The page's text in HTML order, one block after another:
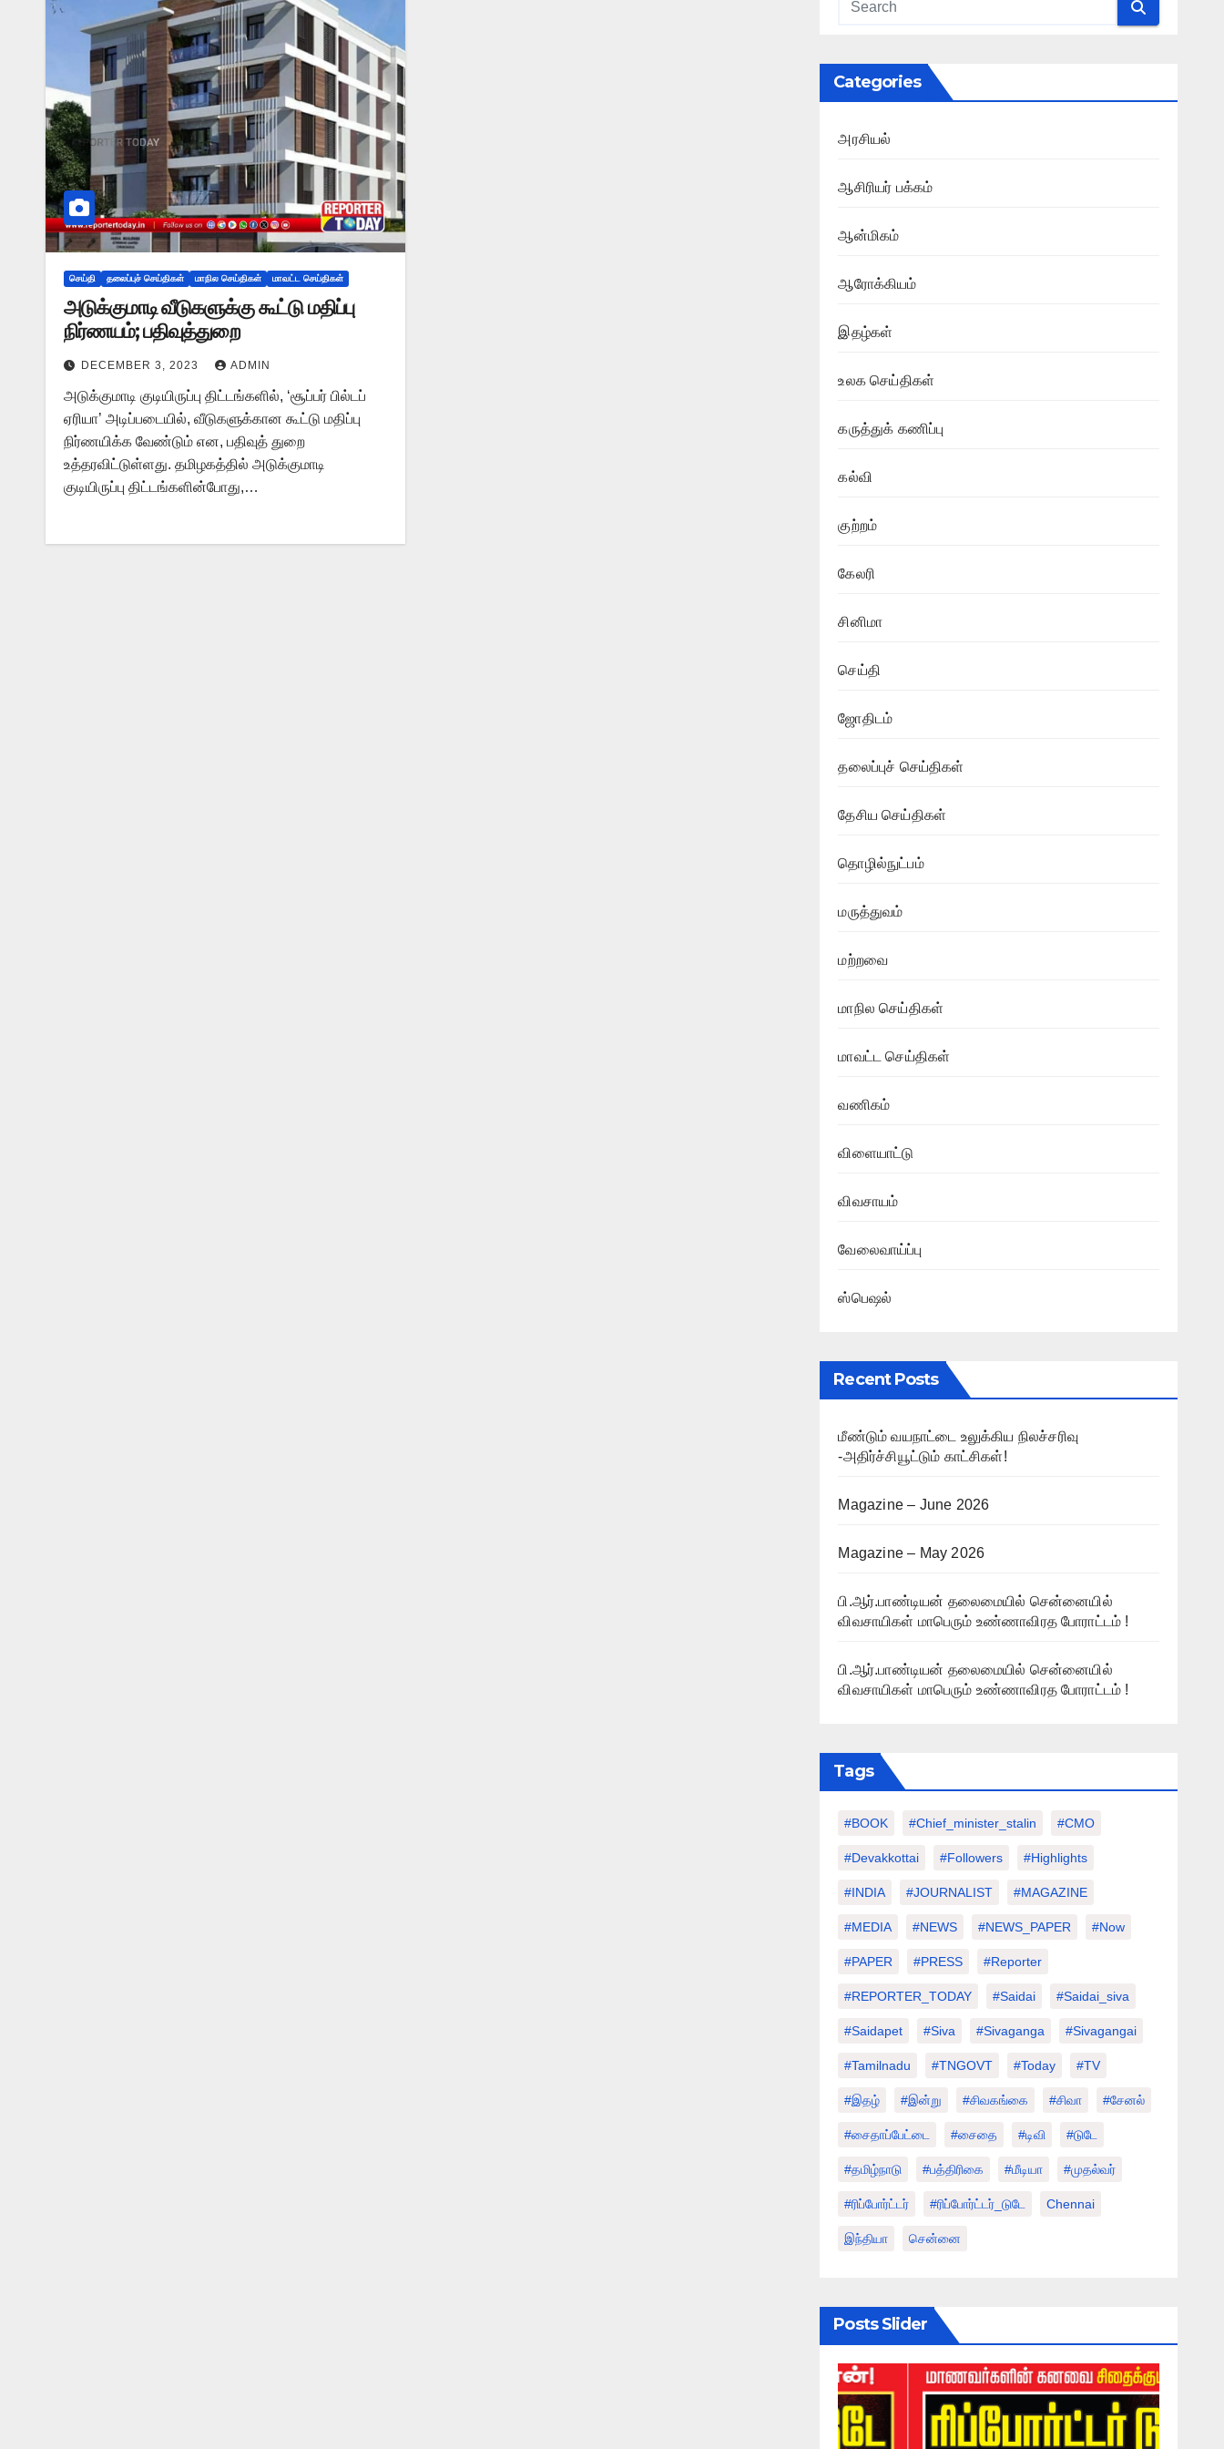
செய்தி தலைப்புச் செய்திகள் மாநில செய்திகள் மாவட்ட செய்திகள்
அடுக்குமாடி வீடுகளுக்கு கூட்டு மதிப்பு
நிர்ணயம்; பதிவுத்துறை
DECEMBER 3, 2023 ADMIN
அடுக்குமாடி குடியிருப்பு திட்டங்களில், ‘சூப்பர் பில்டப்
ஏரியா’ அடிப்படையில், வீடுகளுக்கான கூட்டு மதிப்பு
நிர்ணயிக்க வேண்டும் என, பதிவுத் துறை
உத்தரவிட்டுள்ளது. தமிழகத்தில் அடுக்குமாடி
குடியிருப்பு திட்டங்களின்போது,…
Categories
அரசியல்
ஆசிரியர் பக்கம்
ஆன்மிகம்
ஆரோக்கியம்
இதழ்கள்
உலக செய்திகள்
கருத்துக் கணிப்பு
கல்வி
குற்றம்
கேலரி
சினிமா
செய்தி
ஜோதிடம்
தலைப்புச் செய்திகள்
தேசிய செய்திகள்
தொழில்நுட்பம்
மருத்துவம்
மற்றவை
மாநில செய்திகள்
மாவட்ட செய்திகள்
வணிகம்
விளையாட்டு
விவசாயம்
வேலைவாய்ப்பு
ஸ்பெஷல்
Recent Posts
மீண்டும் வயநாட்டை உலுக்கிய நிலச்சரிவு
-அதிர்ச்சியூட்டும் காட்சிகள்!
Magazine – June 2026
Magazine – May 2026
பி.ஆர்.பாண்டியன் தலைமையில் சென்னையில்
விவசாயிகள் மாபெரும் உண்ணாவிரத போராட்டம் !
பி.ஆர்.பாண்டியன் தலைமையில் சென்னையில்
விவசாயிகள் மாபெரும் உண்ணாவிரத போராட்டம் !
Tags
#BOOK #chief_minister_stalin #CMO
#devakkottai #followers #highlights
#INDIA #JOURNALIST #MAGAZINE
#MEDIA #NEWS #NEWS_PAPER #Now
#PAPER #PRESS #Reporter
#REPORTER_TODAY #saidai #saidai_siva
#saidapet #Siva #Sivaganga #sivagangai
#tamilnadu #TNGOVT #today #TV
#இதழ் #இன்று #சிவகங்கை #சிவா #சேனல்
#சைதாப்பேட்டை #சைதை #டிவி #டுடே
#தமிழ்நாடு #பத்திரிகை #மீடியா #முதல்வர்
#ரிப்போர்ட்டர் #ரிப்போர்ட்டர்_டுடே Chennai
இந்தியா சென்னை
Posts Slider